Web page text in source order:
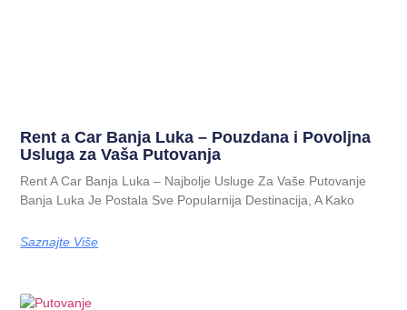
Rent a Car Banja Luka – Pouzdana i Povolјna
Usluga za Vaša Putovanja
Rent A Car Banja Luka – Najbolje Usluge Za Vaše Putovanje
Banja Luka Je Postala Sve Popularnija Destinacija, A Kako
Saznajte Više